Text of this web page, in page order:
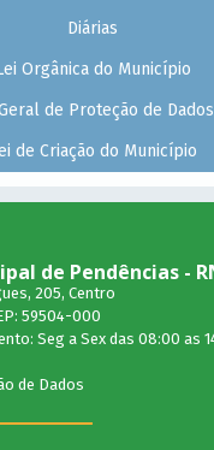
Diárias
Orgânica do Município
de Proteção de Dados
de Criação do Município
de Pendências -
205, Centro
59504-000
Seg a Sex das 08:00 as
de Dados